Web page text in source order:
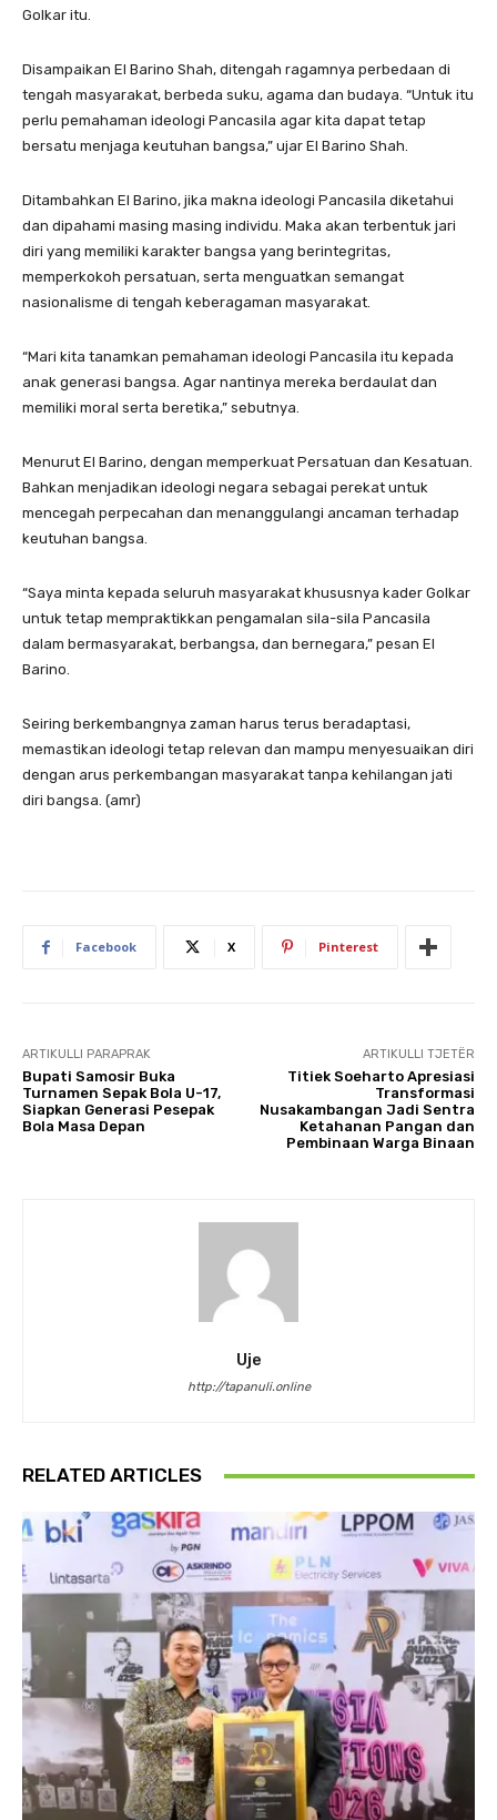
Golkar itu.
Disampaikan El Barino Shah, ditengah ragamnya perbedaan di
tengah masyarakat, berbeda suku, agama dan budaya. “Untuk itu
perlu pemahaman ideologi Pancasila agar kita dapat tetap
bersatu menjaga keutuhan bangsa,” ujar El Barino Shah.
Ditambahkan El Barino, jika makna ideologi Pancasila diketahui
dan dipahami masing masing individu. Maka akan terbentuk jari
diri yang memiliki karakter bangsa yang berintegritas,
memperkokoh persatuan, serta menguatkan semangat
nasionalisme di tengah keberagaman masyarakat.
“Mari kita tanamkan pemahaman ideologi Pancasila itu kepada
anak generasi bangsa. Agar nantinya mereka berdaulat dan
memiliki moral serta beretika,” sebutnya.
Menurut El Barino, dengan memperkuat Persatuan dan Kesatuan.
Bahkan menjadikan ideologi negara sebagai perekat untuk
mencegah perpecahan dan menanggulangi ancaman terhadap
keutuhan bangsa.
“Saya minta kepada seluruh masyarakat khususnya kader Golkar
untuk tetap mempraktikkan pengamalan sila-sila Pancasila
dalam bermasyarakat, berbangsa, dan bernegara,” pesan El
Barino.
Seiring berkembangnya zaman harus terus beradaptasi,
memastikan ideologi tetap relevan dan mampu menyesuaikan diri
dengan arus perkembangan masyarakat tanpa kehilangan jati
diri bangsa. (amr)
Facebook X Pinterest
ARTIKULLI PARAPRAK
Bupati Samosir Buka
Turnamen Sepak Bola U-17,
Siapkan Generasi Pesepak
Bola Masa Depan
ARTIKULLI TJETËR
Titiek Soeharto Apresiasi
Transformasi
Nusakambangan Jadi Sentra
Ketahanan Pangan dan
Pembinaan Warga Binaan
Uje
http://tapanuli.online
RELATED ARTICLES